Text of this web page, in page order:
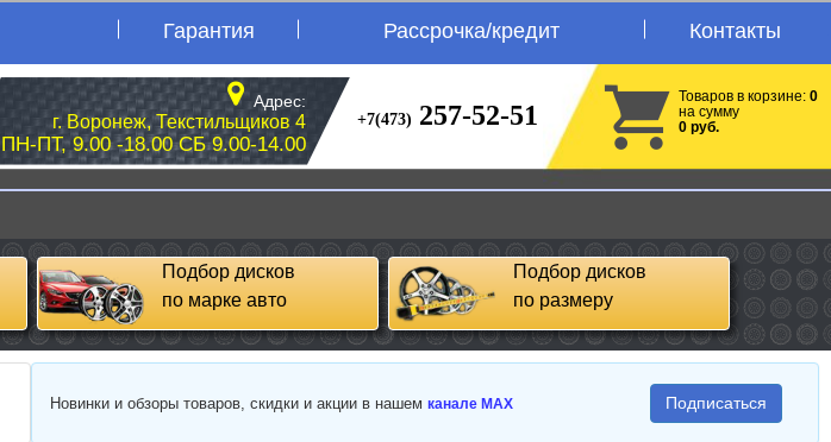
Гарантия Рассрочка/кредит Контакты
Адрес:
г. Воронеж, Текстильщиков 4
ПН-ПТ, 9.00 -18.00 СБ 9.00-14.00
+7(473) 257-52-51
Товаров в корзине: 0
на сумму
0 руб.
Подбор дисков
по марке авто
Подбор дисков
по размеру
Новинки и обзоры товаров, скидки и акции в нашем канале MAX Подписаться